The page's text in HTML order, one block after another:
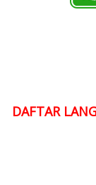
DAFTAR